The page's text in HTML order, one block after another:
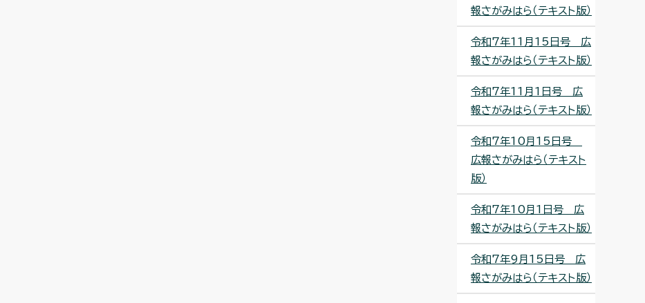
報さがみはら（テキスト版）
令和7年11月15日号 広
報さがみはら（テキスト版）
令和7年11月1日号 広
報さがみはら（テキスト版）
令和7年10月15日号
広報さがみはら（テキスト
版）
令和7年10月1日号 広
報さがみはら（テキスト版）
令和7年9月15日号 広
報さがみはら（テキスト版）